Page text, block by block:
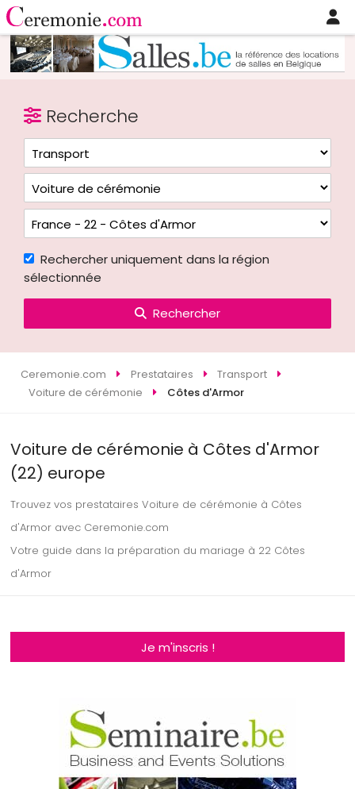
Recherche
Rechercher uniquement dans la région
sélectionnée
Rechercher
Ceremonie.com Prestataires
Transport
Voiture de cérémonie
Côtes d'Armor
Voiture de cérémonie à Côtes d'Armor
(22) europe
Trouvez vos prestataires Voiture de cérémonie à Côtes
d'Armor avec Ceremonie.com
Votre guide dans la préparation du mariage à 22 Côtes
d'Armor
Je m'inscris !